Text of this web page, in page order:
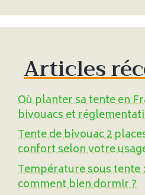
Articles
Où planter sa tente en
bivouacs et
Tente de bivouac 2
confort selon votre
Température sous tente :
comment bien dormir ?